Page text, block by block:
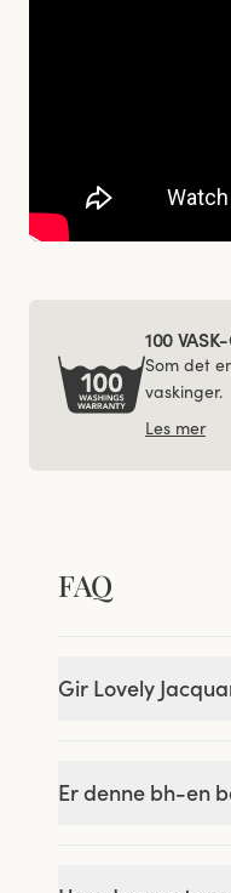
100
Som det
vaskinger.
Les mer
FAQ
Gir Lovely
Er denne bh-en